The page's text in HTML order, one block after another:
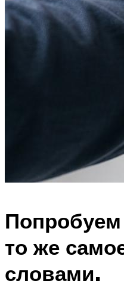
Попробуем
то же
словами.